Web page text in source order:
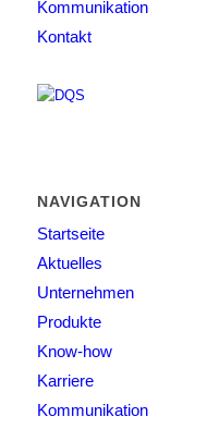
Kommunikation
Kontakt
NAVIGATION
Startseite
Aktuelles
Unternehmen
Produkte
Know-how
Karriere
Kommunikation